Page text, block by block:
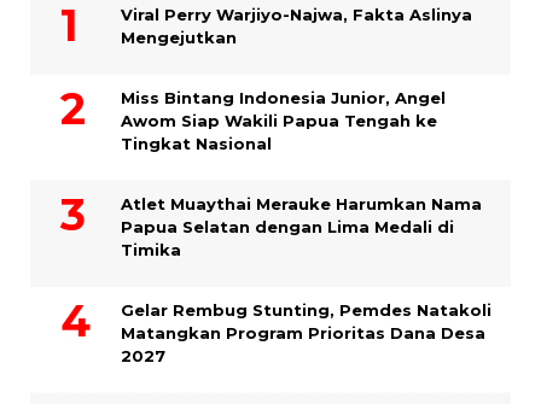
Viral Perry Warjiyo-Najwa, Fakta Aslinya
Mengejutkan
Miss Bintang Indonesia Junior, Angel
Awom Siap Wakili Papua Tengah ke
Tingkat Nasional
Atlet Muaythai Merauke Harumkan Nama
Papua Selatan dengan Lima Medali di
Timika
Gelar Rembug Stunting, Pemdes Natakoli
Matangkan Program Prioritas Dana Desa
2027